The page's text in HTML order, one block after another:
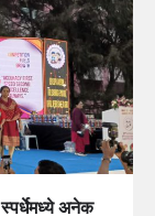
अनेक